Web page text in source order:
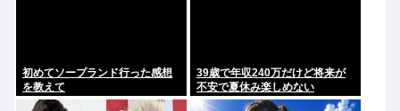
初めてソープランド行った感想
を教えて
39歳で年収240万だけど将来が
不安で夏休み楽しめない